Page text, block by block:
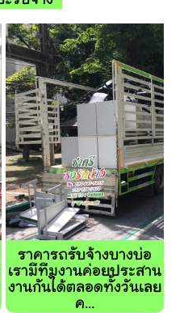
ราคารถรับจ้างบางบ่อ
เรามีทีมงานค่อยประสาน
งานกันได้ตลอดทั้งวันเลย
ค...